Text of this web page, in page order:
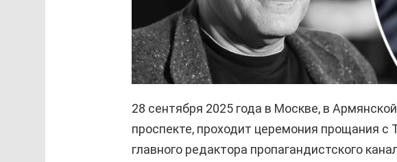
28 сентября 2025 года в Москве, в
проспекте, проходит церемония прощания
главного редактора пропагандистского